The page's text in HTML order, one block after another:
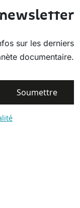
sur les derniers
documentaire.